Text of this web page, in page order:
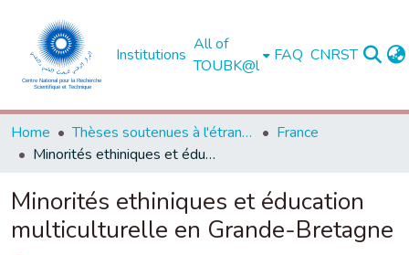
Institutions
All of
TOUBK@l
FAQ CNRST
Home Thèses soutenues à l'étranger
France
Minorités ethiniques et éducation multiculturelle en Grande-Bretagne
Minorités ethiniques et éducation
multiculturelle en Grande-Bretagne